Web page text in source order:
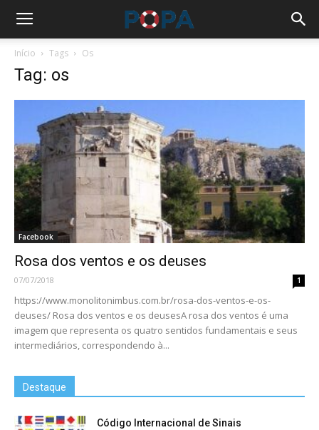
Início Tags Os
Tag: os
Facebook
Rosa dos ventos e os deuses
07/07/2018 1
https://www.monolitonimbus.com.br/rosa-dos-ventos-e-os-
deuses/ Rosa dos ventos e os deusesA rosa dos ventos é uma
imagem que representa os quatro sentidos fundamentais e seus
intermediários, correspondendo à...
Destaque
Código Internacional de Sinais